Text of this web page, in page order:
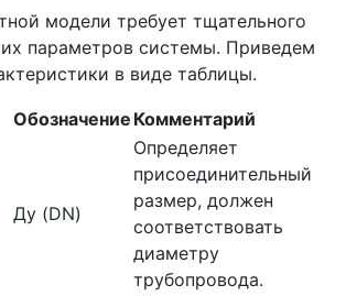
модели требует тщательного
параметров системы. Приведем
в виде таблицы.
Обозначение Комментарий
Ду (DN)
Определяет
присоединительный
размер, должен
соответствовать
диаметру
трубопровода.